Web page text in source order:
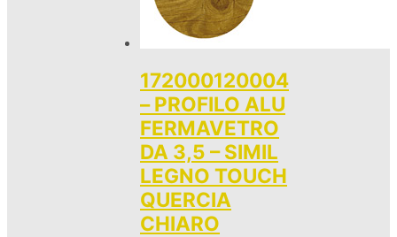
172000120004
– PROFILO ALU
FERMAVETRO
DA 3,5 – SIMIL
LEGNO TOUCH
QUERCIA
CHIARO